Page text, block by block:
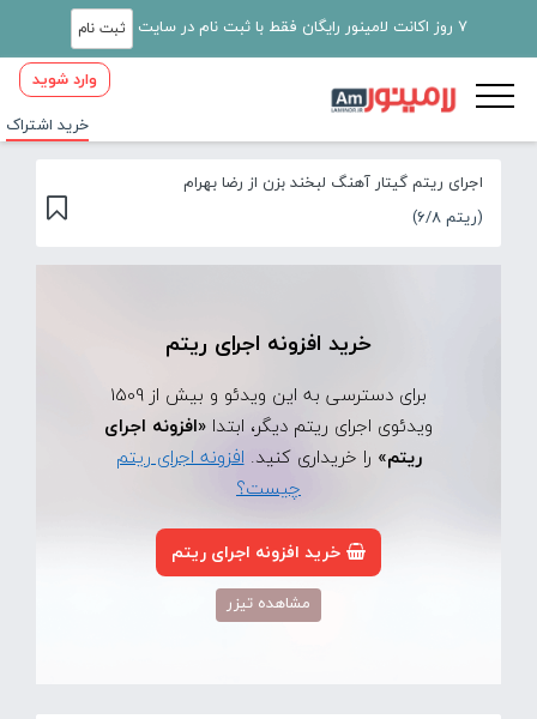
7 روز اکانت لامینور رایگان فقط با ثبت نام در سایت ثبت نام
وارد شوید
خرید اشتراک
اجرای ریتم گیتار آهنگ لبخند بزن از رضا بهرام
(ریتم 6/8)
خرید افزونه اجرای ریتم
برای دسترسی به این ویدئو و بیش از 1509
ویدئوی اجرای ریتم دیگر، ابتدا «افزونه اجرای
ریتم» را خریداری کنید.افزونه اجرای ریتم
چیست؟
خرید افزونه اجرای ریتم
مشاهده تیزر